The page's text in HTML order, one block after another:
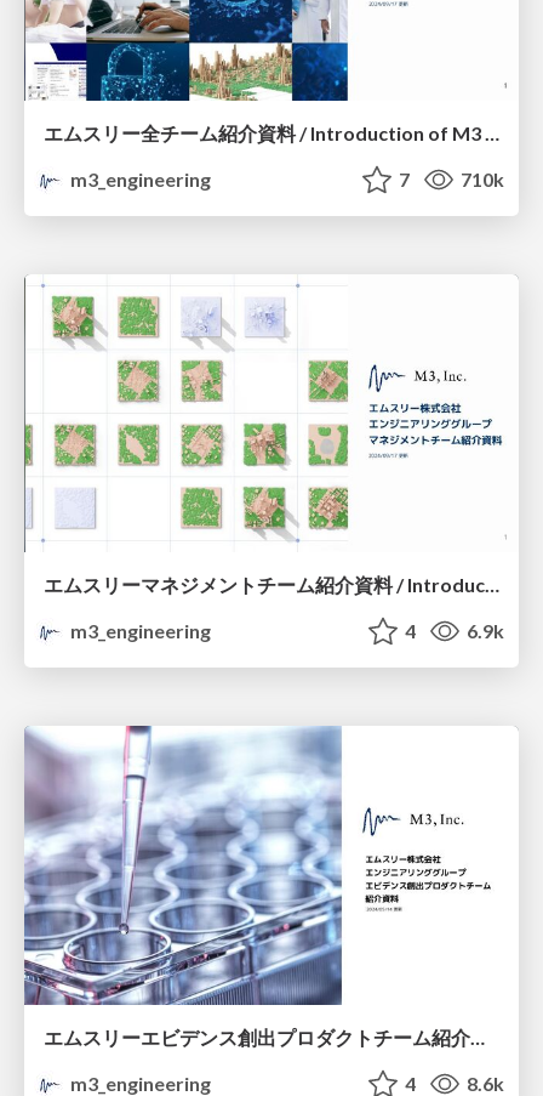
エムスリー全チーム紹介資料 / Introduction of M3 All Teams
m3_engineering
7 710k
エムスリーマネジメントチーム紹介資料 / Introduction of M3 Management Team
m3_engineering
4 6.9k
エムスリーエビデンス創出プロダクトチーム紹介資料 / Introduction of M3 Create Evidence Team
m3_engineering
4 8.6k